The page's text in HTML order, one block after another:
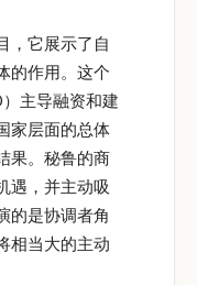
，它展示了自
的作用。这个
主导融资和建
家层面的总体
果。秘鲁的商
遇，并主动吸
的是协调者角
相当大的主动